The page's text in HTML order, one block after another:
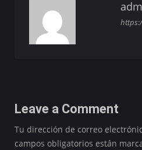
Leave a Comment
Tu dirección de correo
campos obligatorios están